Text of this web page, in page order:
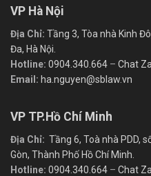
VP Hà Nội
Địa Chỉ: Tầng 3, Tòa nhà Kinh
Đa, Hà Nội.
Hotline: 0904.340.664 – Chat
Email: ha.nguyen@sblaw.vn
VP TP.Hồ Chí Minh
Địa Chỉ: Tầng 6, Toà nhà PDD,
Gòn, Thành Phố Hồ Chí Minh.
Hotline: 0904.340.664 – Chat